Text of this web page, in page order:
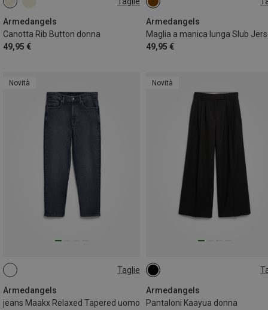
Armedangels
Canotta Rib Button donna
49,95 €
M
Armedangels
49,95 €
XS
Novità
Taglie
Armedangels
jeans Maakx Relaxed Tapered uomo
Novità
Armedangels
Pantaloni Kaayua donna
S